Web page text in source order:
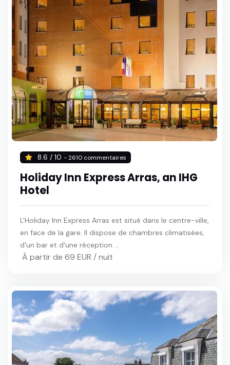
8.6 / 10 - 2610 commentaires
Holiday Inn Express Arras, an IHG
Hotel
L'Holiday Inn Express Arras est situé dans le centre-ville,
en face de la gare. Il dispose de chambres climatisées,
d'un bar et d'une réception ...
À partir de 69 EUR / nuit